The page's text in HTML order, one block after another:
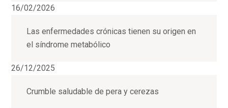
16/02/2026
Las enfermedades crónicas tienen su origen en
el síndrome metabólico
26/12/2025
Crumble saludable de pera y cerezas